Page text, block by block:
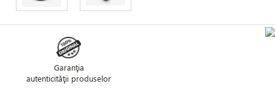
Garanţia
autenticităţii produselor